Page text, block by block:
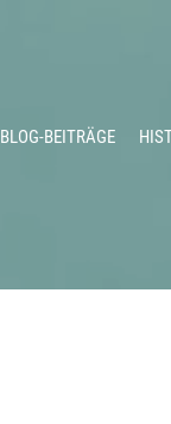
BLOG-BEITRÄGE